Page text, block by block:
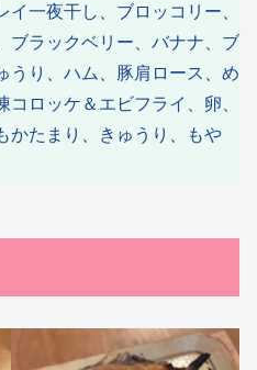
一夜干し、ブロッコリー、
ブラックベリー、バナナ、ブ
うり、ハム、豚肩ロース、め
ロッケ＆エビフライ、卵、
かたまり、きゅうり、もや